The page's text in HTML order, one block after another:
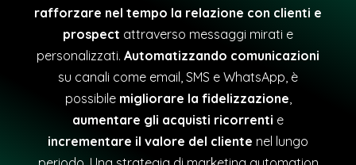
rafforzare nel tempo la relazione con clienti e
prospect attraverso messaggi mirati e
personalizzati. Automatizzando comunicazioni
su canali come email, SMS e WhatsApp, è
possibile migliorare la fidelizzazione,
aumentare gli acquisti ricorrenti e
incrementare il valore del cliente nel lungo